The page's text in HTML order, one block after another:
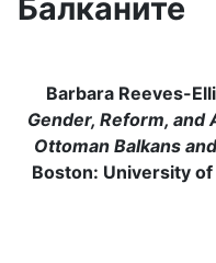
Балканите
Barbara Reeves-
Gender, Reform,
Ottoman Balkans
Boston: University